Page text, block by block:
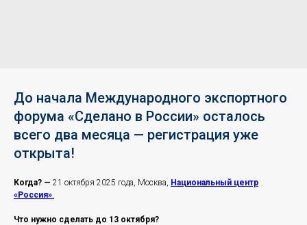
До начала Международного экспортного
форума «Сделано в России» осталось
всего два месяца — регистрация уже
открыта!
Когда? — 21 октября 2025 года, Москва, Национальный центр
«Россия».
Что нужно сделать до 13 октября?